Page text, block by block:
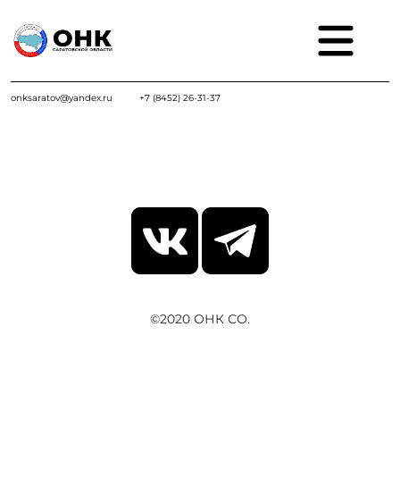
onksaratov@yandex.ru +7 (8452) 26-31-37
©2020 ОНК СО.